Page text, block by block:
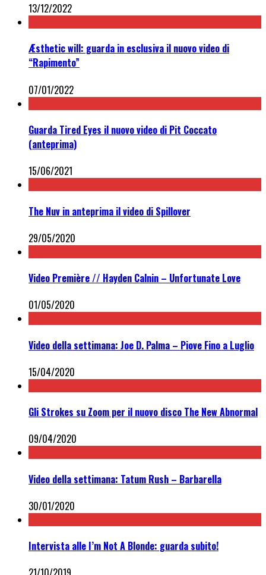
13/12/2022
Æsthetic will: guarda in esclusiva il nuovo video di
“Rapimento”
07/01/2022
Guarda Tired Eyes il nuovo video di Pit Coccato
(anteprima)
15/06/2021
The Nuv in anteprima il video di Spillover
29/05/2020
Video Première // Hayden Calnin – Unfortunate Love
01/05/2020
Video della settimana: Joe D. Palma – Piove Fino a Luglio
15/04/2020
Gli Strokes su Zoom per il nuovo disco The New Abnormal
09/04/2020
Video della settimana: Tatum Rush – Barbarella
30/01/2020
Intervista alle I’m Not A Blonde: guarda subito!